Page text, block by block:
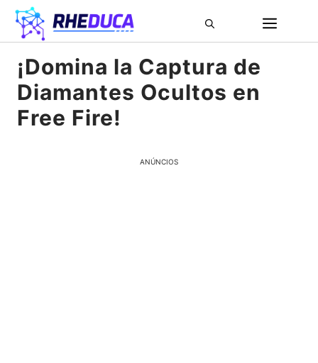
Pular
para
conteúdo
¡Domina la Captura de
Diamantes Ocultos en
Free Fire!
ANÚNCIOS